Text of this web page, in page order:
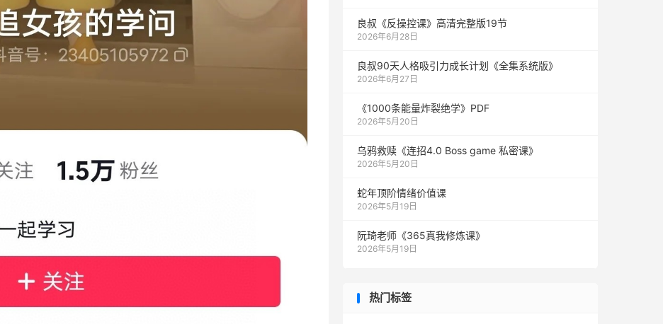
良叔《反操控课》高清完整版19节
2026年6月28日
良叔90天人格吸引力成长计划《全集系统版》
2026年6月27日
《1000‮能条‬‎量‮裂炸‬‎绝学》PDF
2026年5月20日
乌鸦救赎《连招4.0 Boss game 私密课》
2026年5月20日
蛇年顶阶情绪价值课
2026年5月19日
阮琦老师《365真我修炼课》
2026年5月19日
热门标签